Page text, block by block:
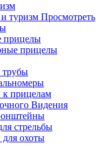
туризм Просмотреть
прицелы
прицелы
трубы
к прицелам
Видения
стрельбы
для охоты